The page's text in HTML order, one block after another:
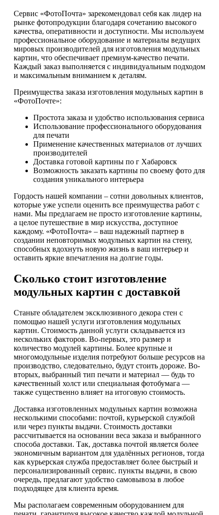
Сервис «ФотоПочта» зарекомендовал себя как лидер на
рынке фотопродукции благодаря сочетанию высокого
качества, оперативности и доступности. Мы используем
профессиональное оборудование и материалы ведущих
мировых производителей для изготовления модульных
картин, что обеспечивает премиум-качество печати.
Каждый заказ выполняется с индивидуальным подходом
и максимальным вниманием к деталям.
Преимущества заказа изготовления модульных картин в
«ФотоПочте»:
Простота заказа и удобство использования сервиса
Использование профессионального оборудования
для печати
Применение качественных материалов от лучших
производителей
Доставка готовой картины по г Хабаровск
Возможность заказать картины по своему фото для
создания уникального интерьера
Гордость нашей компании – сотни довольных клиентов,
которые уже успели оценить все преимущества работ с
нами. Мы предлагаем не просто изготовление картины,
а целое путешествие в мир искусства, доступное
каждому. «ФотоПочта» – ваш надежный партнер в
создании неповторимых модульных картин на стену,
способных вдохнуть новую жизнь в ваш интерьер и
оставить яркие впечатления на долгие годы.
Сколько стоит изготовление
модульных картин с доставкой
Станьте обладателем эксклюзивного декора стен с
помощью нашей услуги изготовления модульных
картин. Стоимость данной услуги складывается из
нескольких факторов. Во-первых, это размер и
количество модулей картины. Более крупные и
многомодульные изделия потребуют больше ресурсов на
производство, следовательно, будут стоить дороже. Во-
вторых, выбранный тип печати и материал — будь то
качественный холст или специальная фотобумага —
также существенно влияет на итоговую стоимость.
Доставка изготовленных модульных картин возможна
несколькими способами: почтой, курьерской службой
или через пункты выдачи. Стоимость доставки
рассчитывается на основании веса заказа и выбранного
способа доставки. Так, доставка почтой является более
экономичным вариантом для удалённых регионов, тогда
как курьерская служба предоставляет более быстрый и
персонализированный сервис. пункты выдачи, в свою
очередь, предлагают удобство самовывоза в любое
подходящее для клиента время.
Мы располагаем современным оборудованием для